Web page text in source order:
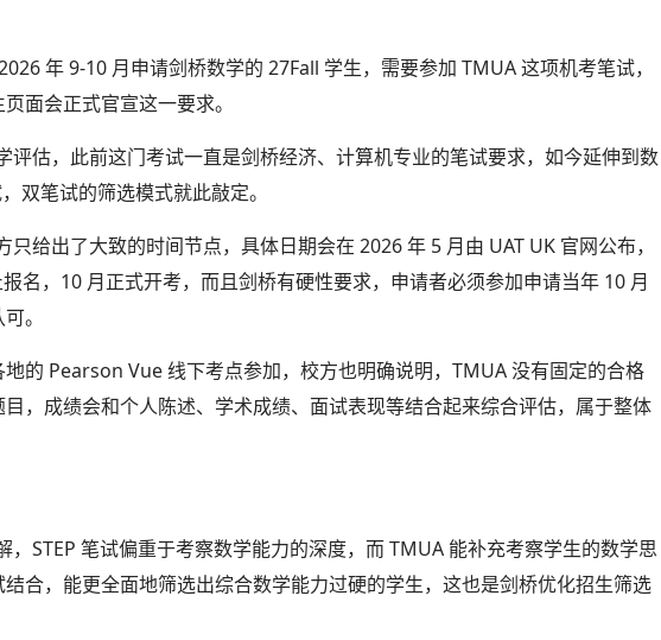
年 9-10 月申请剑桥数学的 27Fall 学生，需要参加 TMUA 这项机考笔试，
面会正式官宣这一要求。
评估，此前这门考试一直是剑桥经济、计算机专业的笔试要求，如今延伸到数
双笔试的筛选模式就此敲定。
给出了大致的时间节点，具体日期会在 2026 年 5 月由 UAT UK 官网公布，
名，10 月正式开考，而且剑桥有硬性要求，申请者必须参加申请当年 10 月
。
的 Pearson Vue 线下考点参加，校方也明确说明，TMUA 没有固定的合格
，成绩会和个人陈述、学术成绩、面试表现等结合起来综合评估，属于整体
STEP 笔试偏重于考察数学能力的深度，而 TMUA 能补充考察学生的数学思
合，能更全面地筛选出综合数学能力过硬的学生，这也是剑桥优化招生筛选